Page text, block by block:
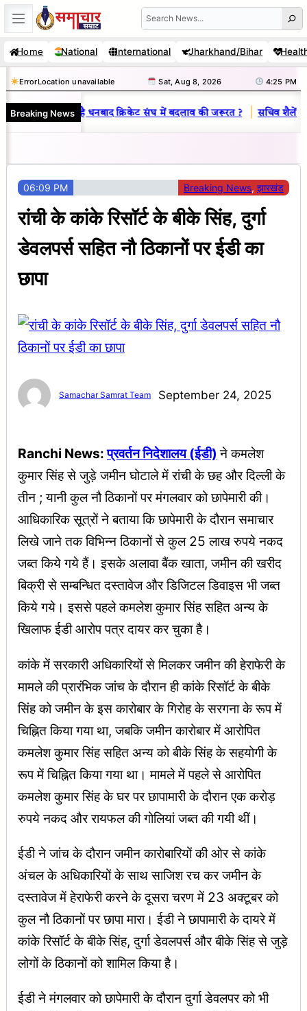
Skip
to
content
Search
Home National International Jharkhand/Bihar
ErrorLocation unavailable Sat, Aug 8, 2026 4:25 PM
Breaking News
राज : जानें क्यों है धनबाद क्रिकेट संघ में बदलाव की जरूरत ? | सचिव शैलेंद्र
06:09 PM Breaking News, झारखंड
रांची के कांके रिसॉर्ट के बीके सिंह, दुर्गा
डेवलपर्स सहित नौ ठिकानों पर ईडी का
छापा
Samachar Samrat Team September 24, 2025
Ranchi News:प्रवर्तन निदेशालय (ईडी) ने कमलेश
कुमार सिंह से जुड़े जमीन घोटाले में रांची के छह और दिल्ली के
तीन ; यानी कुल नौ ठिकानों पर मंगलवार को छापेमारी की।
आधिकारिक सूत्रों ने बताया कि छापेमारी के दौरान समाचार
लिखे जाने तक विभिन्न ठिकानों से कुल 25 लाख रुपये नकद
जब्त किये गये हैं। इसके अलावा बैंक खाता, जमीन की खरीद
बिक्री से सम्बन्धित दस्तावेज और डिजिटल डिवाइस भी जब्त
किये गये। इससे पहले कमलेश कुमार सिंह सहित अन्य के
खिलाफ ईडी आरोप पत्र दायर कर चुका है।
कांके में सरकारी अधिकारियों से मिलकर जमीन की हेराफेरी के
मामले की प्रारंभिक जांच के दौरान ही कांके रिसॉर्ट के बीके
सिंह को जमीन के इस कारोबार के गिरोह के सरगना के रूप में
चिह्नित किया गया था, जबकि जमीन कारोबार में आरोपित
कमलेश कुमार सिंह सहित अन्य को बीके सिंह के सहयोगी के
रूप में चिह्नित किया गया था। मामले में पहले से आरोपित
कमलेश कुमार सिंह के घर पर छापामारी के दौरान एक करोड़
रुपये नकद और रायफल की गोलियां जब्त की गयी थीं।
ईडी ने जांच के दौरान जमीन कारोबारियों की ओर से कांके
अंचल के अधिकारियों के साथ साजिश रच कर जमीन के
दस्तावेज में हेराफेरी करने के दूसरा चरण में 23 अक्टूबर को
कुल नौ ठिकानों पर छापा मारा। ईडी ने छापामारी के दायरे में
कांके रिसॉर्ट के बीके सिंह, दुर्गा डेवलपर्स और बीके सिंह से जुड़े
लोगों के ठिकानों को शामिल किया है।
ईडी ने मंगलवार को छापेमारी के दौरान दुर्गा डेवलपर को भी